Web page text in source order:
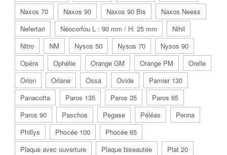
Naxos 70
Naxos 90 Naxos 90 Bis
Naxos Neess
Nefertari
Néocorfou L : 90 mm / H: 25 mm
Nihil
Nitro
NM Nysos 50 Nysos 70
Nysos 90
Opéra
Ophélie Orange GM Orange PM
Orelle
Orion
Orlane Ossa Ovide
Pamier 130
Panacotta
Paros 135 Paros 35
Paros 65
Paros 90
Paschos Pegase Péléas
Penna
Phillys
Phocée 100
Phocée 65
Plaque avec ouverture
Plaque biseautée
Plat 20